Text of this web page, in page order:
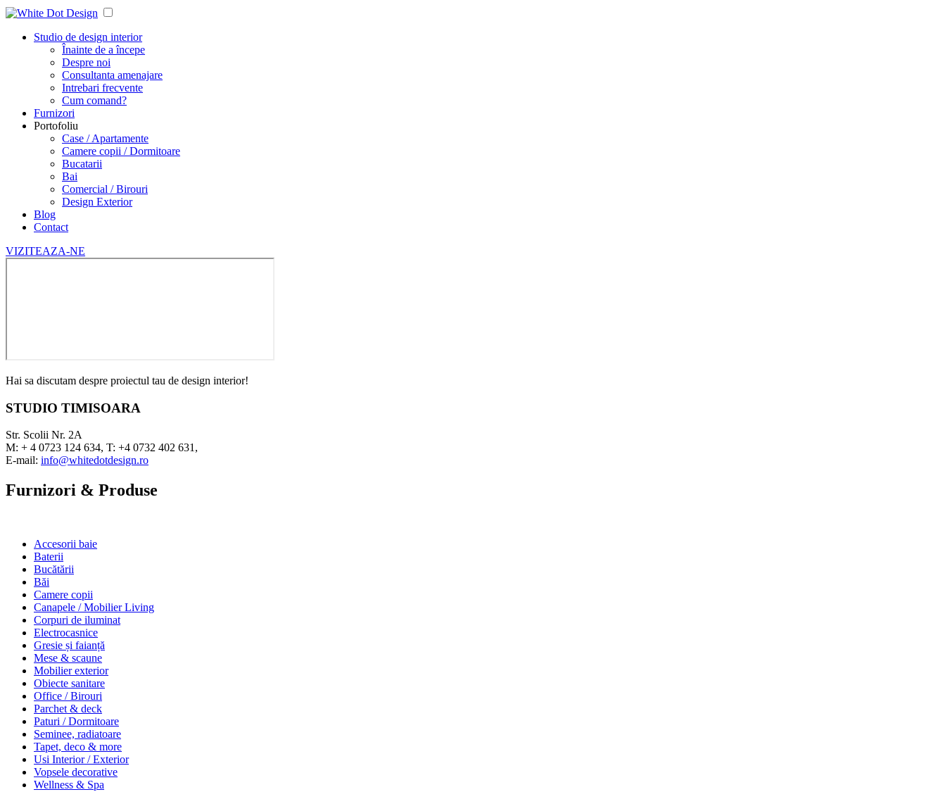
Studio de design interior
Înainte de a începe
Despre noi
Consultanta amenajare
Intrebari frecvente
Cum comand?
Furnizori
Portofoliu
Case / Apartamente
Camere copii / Dormitoare
Bucatarii
Bai
Comercial / Birouri
Design Exterior
Blog
Contact
VIZITEAZA-NE
Hai sa discutam despre proiectul tau de design interior!
STUDIO TIMISOARA
Str. Scolii Nr. 2A
M: + 4 0723 124 634, T: +4 0732 402 631,
E-mail: info@whitedotdesign.ro
Furnizori & Produse
Accesorii baie
Baterii
Bucătării
Băi
Camere copii
Canapele / Mobilier Living
Corpuri de iluminat
Electrocasnice
Gresie și faianță
Mese & scaune
Mobilier exterior
Obiecte sanitare
Office / Birouri
Parchet & deck
Paturi / Dormitoare
Seminee, radiatoare
Tapet, deco & more
Usi Interior / Exterior
Vopsele decorative
Wellness & Spa